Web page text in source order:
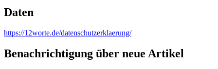
Daten
https://12worte.de/datenschutzerklaerung/
Benachrichtigung über neue Artikel